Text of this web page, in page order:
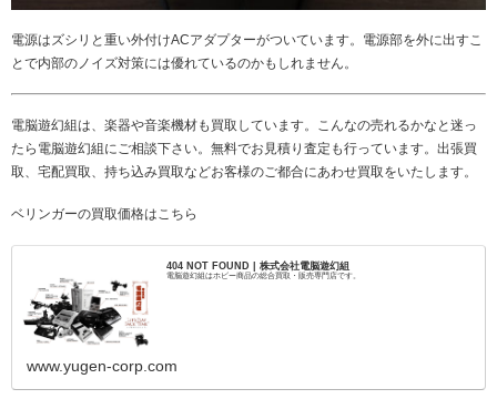
電源はズシリと重い外付けACアダプターがついています。電源部を外に出すこ
とで内部のノイズ対策には優れているのかもしれません。
電脳遊幻組は、楽器や音楽機材も買取しています。こんなの売れるかなと迷っ
たら電脳遊幻組にご相談下さい。無料でお見積り査定も行っています。出張買
取、宅配買取、持ち込み買取などお客様のご都合にあわせ買取をいたします。
ベリンガーの買取価格はこちら
404 NOT FOUND | 株式会社電脳遊幻組
電脳遊幻組はホビー商品の総合買取・販売専門店です。
www.yugen-corp.com